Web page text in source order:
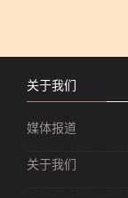
关于我们
媒体报道
关于我们